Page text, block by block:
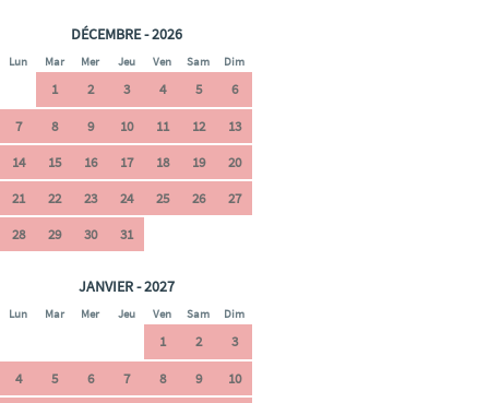
DÉCEMBRE - 2026
Lun Mar Mer Jeu Ven Sam Dim
1 2 3 4 5
6
7
8 9 10 11 12
13
14
15 16 17 18 19
20
21
22 23 24 25 26
27
28
29 30 31
JANVIER - 2027
Lun Mar Mer Jeu Ven Sam Dim
1 2
3
4
5 6 7 8 9
10